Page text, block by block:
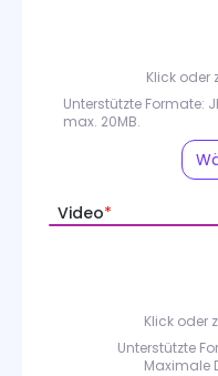
Sora
Wan Animate
Grok Imagine
Klick oder
Unterstützte Formate:
max. 20MB.
Video*
Klick oder
Unterstützte
Maximale